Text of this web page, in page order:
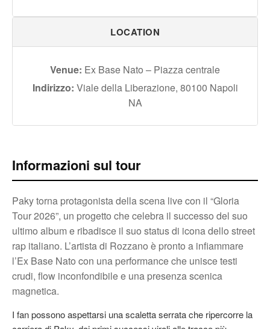
LOCATION
Venue: Ex Base Nato – Piazza centrale
Indirizzo: Viale della Liberazione, 80100 Napoli
NA
Informazioni sul tour
Paky torna protagonista della scena live con il “Gloria
Tour 2026”, un progetto che celebra il successo del suo
ultimo album e ribadisce il suo status di icona dello street
rap italiano. L’artista di Rozzano è pronto a infiammare
l’Ex Base Nato con una performance che unisce testi
crudi, flow inconfondibile e una presenza scenica
magnetica.
I fan possono aspettarsi una scaletta serrata che ripercorre la